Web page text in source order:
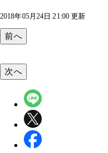
2018年05月24日 21:00 更新
前へ
次へ